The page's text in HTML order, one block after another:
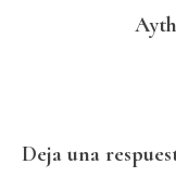
Interacciones
Deja una